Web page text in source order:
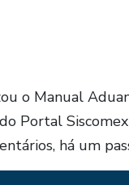
o Manual
Portal
há um